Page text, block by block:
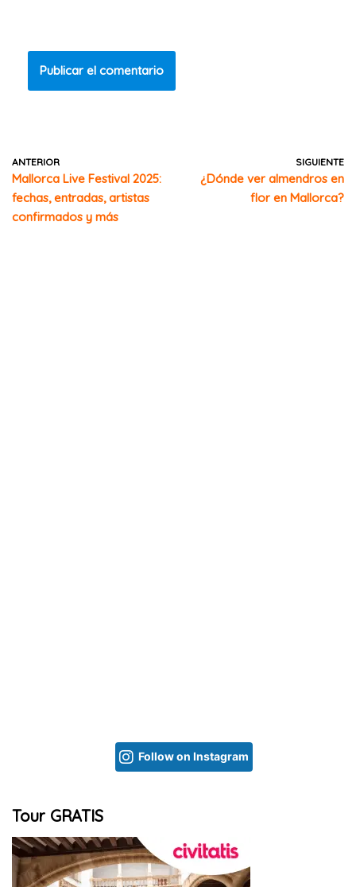
ANTERIOR
Mallorca Live Festival 2025:
fechas, entradas, artistas
confirmados y más
SIGUIENTE
¿Dónde ver almendros en
flor en Mallorca?
Follow on Instagram
Tour GRATIS